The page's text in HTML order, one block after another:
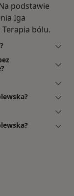
podstawie
Iga
bólu.